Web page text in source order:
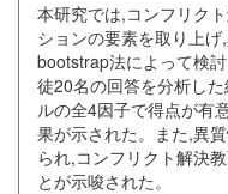
本研究では,コンフリク
ションの要素を取り上
bootstrap法によって検
徒20名の回答を分析し
ルの全4因子で得点が有
果が示された。また,異
られ,コンフリクト解決
とが示唆された。